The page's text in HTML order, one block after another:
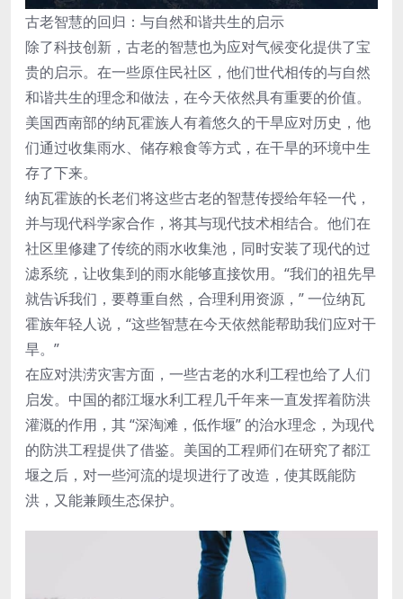
古老智慧的回归：与自然和谐共生的启示
除了科技创新，古老的智慧也为应对气候变化提供了宝
贵的启示。在一些原住民社区，他们世代相传的与自然
和谐共生的理念和做法，在今天依然具有重要的价值。
美国西南部的纳瓦霍族人有着悠久的干旱应对历史，他
们通过收集雨水、储存粮食等方式，在干旱的环境中生
存了下来。
纳瓦霍族的长老们将这些古老的智慧传授给年轻一代，
并与现代科学家合作，将其与现代技术相结合。他们在
社区里修建了传统的雨水收集池，同时安装了现代的过
滤系统，让收集到的雨水能够直接饮用。“我们的祖先早
就告诉我们，要尊重自然，合理利用资源，” 一位纳瓦
霍族年轻人说，“这些智慧在今天依然能帮助我们应对干
旱。”
在应对洪涝灾害方面，一些古老的水利工程也给了人们
启发。中国的都江堰水利工程几千年来一直发挥着防洪
灌溉的作用，其 “深淘滩，低作堰” 的治水理念，为现代
的防洪工程提供了借鉴。美国的工程师们在研究了都江
堰之后，对一些河流的堤坝进行了改造，使其既能防
洪，又能兼顾生态保护。